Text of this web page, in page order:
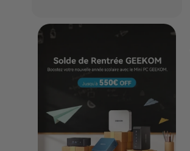
traitement IA haute
performance accessible
compact